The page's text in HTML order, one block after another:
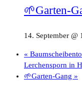
🌱Garten-
14. September @
«
Lerchensporn in
🌱Garten-Gang »